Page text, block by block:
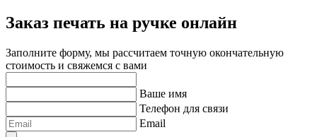
Заказ печать на ручке онлайн
Заполните форму, мы рассчитаем точную окончательную
стоимость и свяжемся с вами
Ваше имя
Телефон для связи
Email